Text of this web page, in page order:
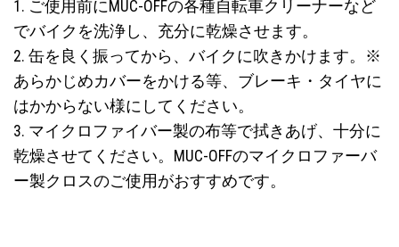
1. ご使用前にMUC-OFFの各種自転車クリーナーなど
でバイクを洗浄し、充分に乾燥させます。
2. 缶を良く振ってから、バイクに吹きかけます。※
あらかじめカバーをかける等、ブレーキ・タイヤに
はかからない様にしてください。
3. マイクロファイバー製の布等で拭きあげ、十分に
乾燥させてください。MUC-OFFのマイクロファーバ
ー製クロスのご使用がおすすめです。